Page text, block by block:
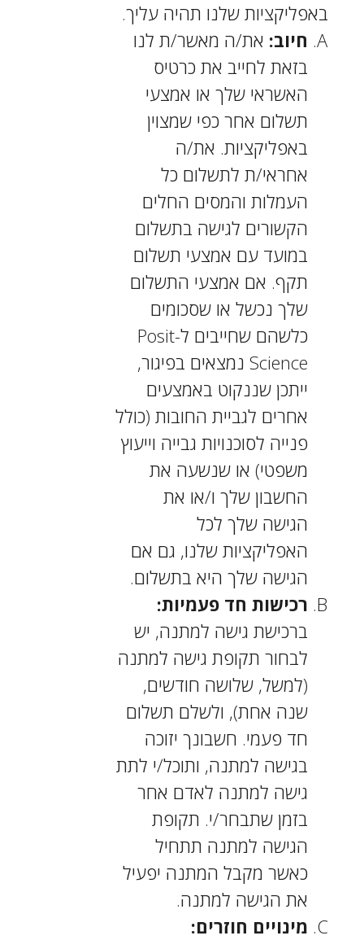
באפליקציות שלנו תהיה עליך.
חיוב: את/ה מאשר/ת לנו
בזאת לחייב את כרטיס
האשראי שלך או אמצעי
תשלום אחר כפי שמצוין
באפליקציות. את/ה
אחראי/ת לתשלום כל
העמלות והמסים החלים
הקשורים לגישה בתשלום
במועד עם אמצעי תשלום
תקף. אם אמצעי התשלום
שלך נכשל או שסכומים
כלשהם שחייבים ל-Posit
Science נמצאים בפיגור,
ייתכן שננקוט באמצעים
אחרים לגביית החובות (כולל
פנייה לסוכנויות גבייה וייעוץ
משפטי) או שנשעה את
החשבון שלך ו/או את
הגישה שלך לכל
האפליקציות שלנו, גם אם
הגישה שלך היא בתשלום.
רכישות חד פעמיות:
ברכישת גישה למתנה, יש
לבחור תקופת גישה למתנה
(למשל, שלושה חודשים,
שנה אחת), ולשלם תשלום
חד פעמי. חשבונך יזוכה
בגישה למתנה, ותוכל/י לתת
גישה למתנה לאדם אחר
בזמן שתבחר/י. תקופת
הגישה למתנה תתחיל
כאשר מקבל המתנה יפעיל
את הגישה למתנה.
מינויים חוזרים: